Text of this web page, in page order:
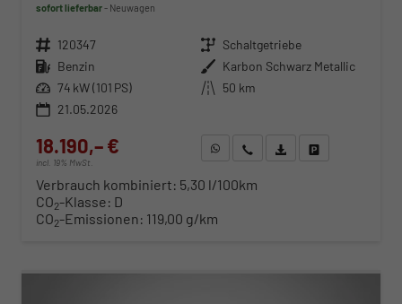
sofort lieferbar Neuwagen
Fahrzeugnr. 120347 Getriebe Schaltgetriebe
Kraftstoff Benzin Außenfarbe Karbon Schwarz Metallic
Leistung 74 kW (101 PS) Kilometerstand 50 km
21.05.2026
18.190,– €
incl. 19% MwSt.
WhatsApp anfragen
Wir rufen Sie anFahrzeugexposé (PDF)
Verbrauch kombiniert: 5,30 l/100km
CO2-Klasse: D
CO2-Emissionen: 119,00 g/km